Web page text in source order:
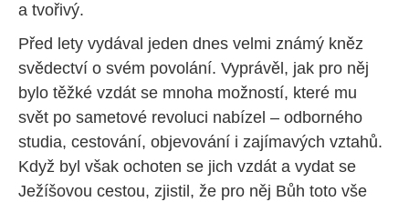
a tvořivý.
Před lety vydával jeden dnes velmi známý kněz
svědectví o svém povolání. Vyprávěl, jak pro něj
bylo těžké vzdát se mnoha možností, které mu
svět po sametové revoluci nabízel – odborného
studia, cestování, objevování i zajímavých vztahů.
Když byl však ochoten se jich vzdát a vydat se
Ježíšovou cestou, zjistil, že pro něj Bůh toto vše